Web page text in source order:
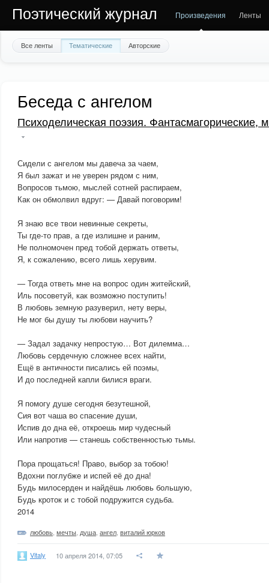
Поэтический журнал Произведения Ленты
Все ленты Тематические Авторские
Беседа с ангелом
Психоделическая поэзия. Фантасмагорические,
Сидели с ангелом мы давеча за чаем,
Я был зажат и не уверен рядом с ним,
Вопросов тьмою, мыслей сотней распираем,
Как он обмолвил вдруг: — Давай поговорим!
Я знаю все твои невинные секреты,
Ты где-то прав, а где излишне и раним,
Не полномочен пред тобой держать ответы,
Я, к сожалению, всего лишь херувим.
— Тогда ответь мне на вопрос один житейский,
Иль посоветуй, как возможно поступить!
В любовь земную разуверил, нету веры,
Не мог бы душу ты любови научить?
— Задал задачку непростую… Вот дилемма…
Любовь сердечную сложнее всех найти,
Ещё в античности писались ей поэмы,
И до последней капли билися враги.
Я помогу душе сегодня безутешной,
Сия вот чаша во спасение души,
Испив до дна её, откроешь мир чудесный
Или напротив — станешь собственностью тьмы.
Пора прощаться! Право, выбор за тобою!
Вдохни поглубже и испей её до дна!
Будь милосерден и найдёшь любовь большую,
Будь кроток и с тобой подружится судьба.
2014
любовь мечты душа ангел виталий юрков
Vitaly 10 апреля 2014, 07:05